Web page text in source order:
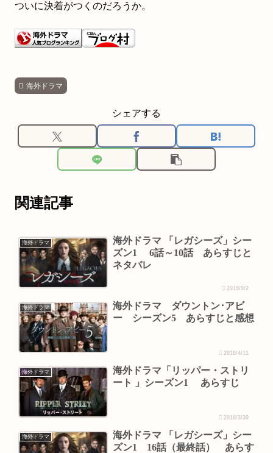
ついに決着がつくのだろうか。
海外ドラマ
シェアする
関連記事
海外ドラマ
海外ドラマ 「レガシーズ」シー
ズン1 6話～10話 あらすじと
ネタバレ
2019/9/2
海外ドラマ
海外ドラマ ダウントン･アビ
ー シーズン5 あらすじと感想
2018/4/11
海外ドラマ
海外ドラマ「リッパー・ストリ
ート 」シーズン1 あらすじ
2018/3/30
海外ドラマ
海外ドラマ 「レガシーズ」シー
ズン1 16話（最終話） あらす